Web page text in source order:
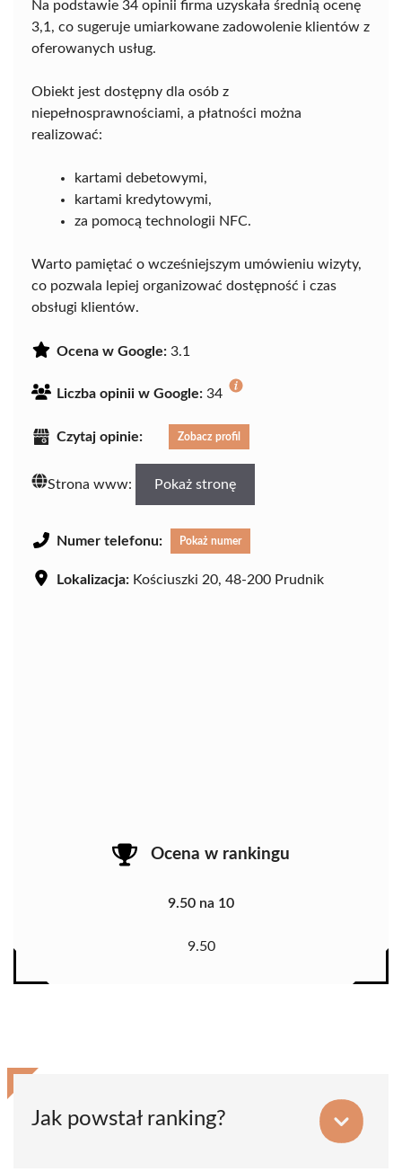
Na podstawie 34 opinii firma uzyskała średnią ocenę
3,1, co sugeruje umiarkowane zadowolenie klientów z
oferowanych usług.
Obiekt jest dostępny dla osób z
niepełnosprawnościami, a płatności można
realizować:
kartami debetowymi,
kartami kredytowymi,
za pomocą technologii NFC.
Warto pamiętać o wcześniejszym umówieniu wizyty,
co pozwala lepiej organizować dostępność i czas
obsługi klientów.
Ocena w Google: 3.1
Liczba opinii w Google: 34
Czytaj opinie: Zobacz profil
Strona www: Pokaż stronę
Numer telefonu: Pokaż numer
Lokalizacja: Kościuszki 20, 48-200 Prudnik
Ocena w rankingu
9.50 na 10
9.50
Jak powstał ranking?